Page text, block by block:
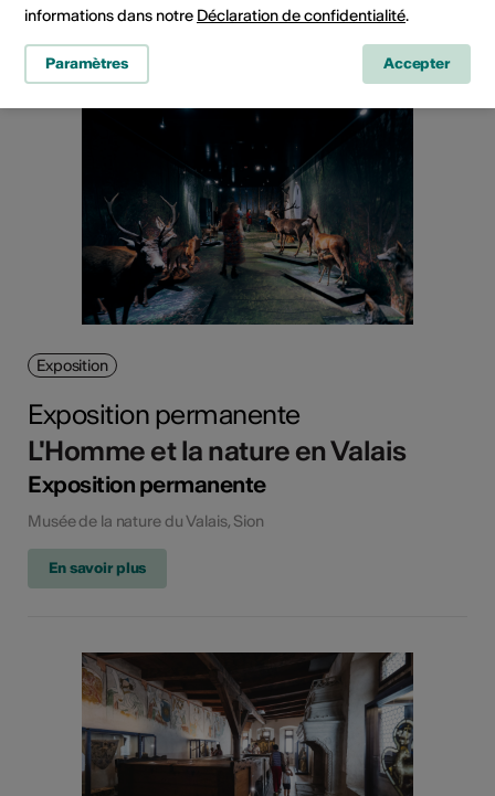
En savoir plus
Exposition
Exposition permanente
L'Homme et la nature en Valais
Exposition permanente
Musée de la nature du Valais, Sion
En savoir plus
informations dans notre Déclaration de confidentialité.
Paramètres Accepter